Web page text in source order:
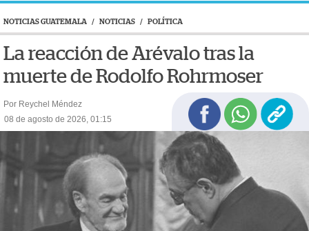
NOTICIAS GUATEMALA / NOTICIAS / POLÍTICA
La reacción de Arévalo tras la
muerte de Rodolfo Rohrmoser
Por Reychel Méndez
08 de agosto de 2026, 01:15